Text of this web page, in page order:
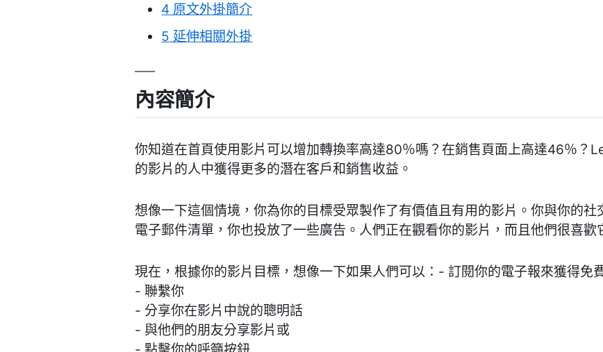
4 原文外掛簡介
5 延伸相關外掛
內容簡介
你知道在首頁使用影片可以增加轉換率高達80％嗎？在銷售頁面上高達46％？
的影片的人中獲得更多的潛在客戶和銷售收益。
想像一下這個情境，你為你的目標受眾製作了有價值且有用的影片。你與你的
電子郵件清單，你也投放了一些廣告。人們正在觀看你的影片，而且他們很喜歡
現在，根據你的影片目標，想像一下如果人們可以：- 訂閱你的電子報來獲得免
- 聯繫你
- 分享你在影片中說的聰明話
- 與他們的朋友分享影片或